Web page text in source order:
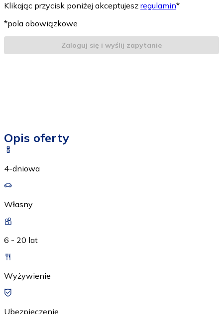
Klikając przycisk poniżej akceptujesz regulamin*
*pola obowiązkowe
Zaloguj się i wyślij zapytanie
Opis oferty
4-dniowa
Własny
6 - 20 lat
Wyżywienie
Ubezpieczenie